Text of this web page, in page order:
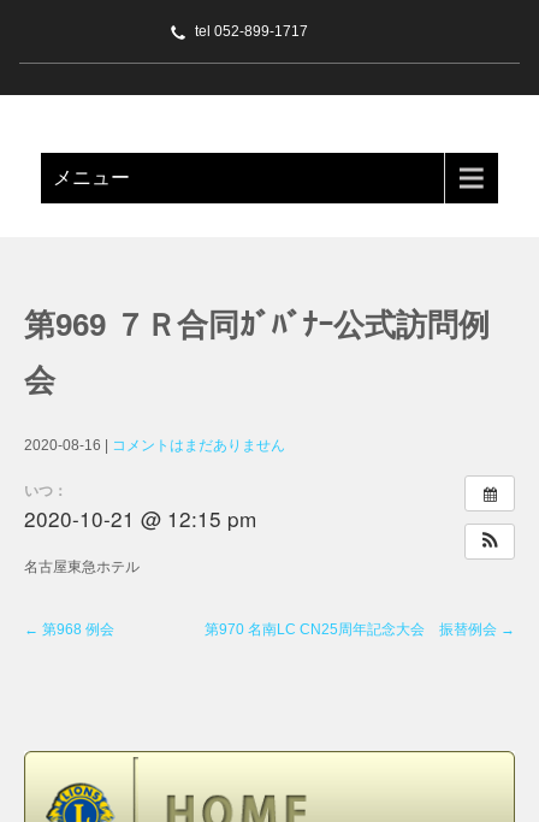
tel 052-899-1717
名古屋緑 ライオンズクラブ
メニュー
第969 ７Ｒ合同ｶﾞﾊﾞﾅｰ公式訪問例
会
2020-08-16 コメントはまだありません
いつ：
2020-10-21 @ 12:15 pm
名古屋東急ホテル
← 第968 例会 第970 名南LC CN25周年記念大会 振替例会 →